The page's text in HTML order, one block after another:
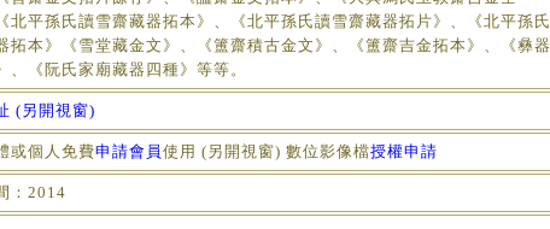
北平孫氏讀雪齋藏器拓本》、《北平孫氏讀雪齋藏器拓片》、《北平孫氏
拓本》《雪堂藏金文》、《簠齋積古金文》、《簠齋吉金拓本》、《彝器
、《阮氏家廟藏器四種》等等。
(另開視窗)
或個人免費申請會員 使用 (另開視窗) 數位影像檔授權申請
：2014